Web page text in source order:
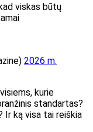
viskas būtų
2026 m.
kurie
standartas?
Ir ką visa tai reiškia